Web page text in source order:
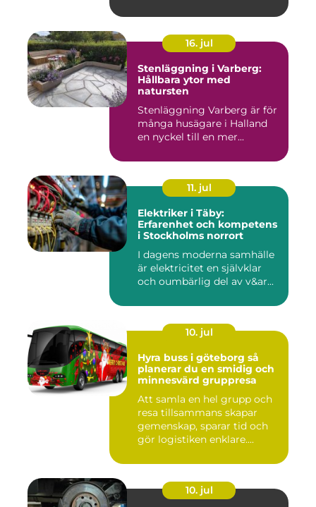
16. jul
Stenläggning i Varberg:
Hållbara ytor med
natursten
Stenläggning Varberg är för
många husägare i Halland
en nyckel till en mer...
11. jul
Elektriker i Täby:
Erfarenhet och kompetens
i Stockholms norrort
I dagens moderna samhälle
är elektricitet en självklar
och oumbärlig del av v&ar...
10. jul
Hyra buss i göteborg så
planerar du en smidig och
minnesvärd gruppresa
Att samla en hel grupp och
resa tillsammans skapar
gemenskap, sparar tid och
gör logistiken enklare....
10. jul